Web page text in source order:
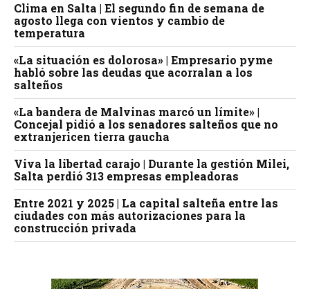
Clima en Salta | El segundo fin de semana de
agosto llega con vientos y cambio de
temperatura
«La situación es dolorosa» | Empresario pyme
habló sobre las deudas que acorralan a los
salteños
«La bandera de Malvinas marcó un límite» |
Concejal pidió a los senadores salteños que no
extranjericen tierra gaucha
Viva la libertad carajo | Durante la gestión Milei,
Salta perdió 313 empresas empleadoras
Entre 2021 y 2025 | La capital salteña entre las
ciudades con más autorizaciones para la
construcción privada